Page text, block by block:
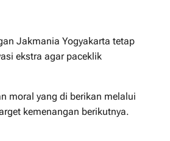
Jakmania Yogyakarta tetap
ekstra agar paceklik
moral yang di berikan melalui
kemenangan berikutnya.